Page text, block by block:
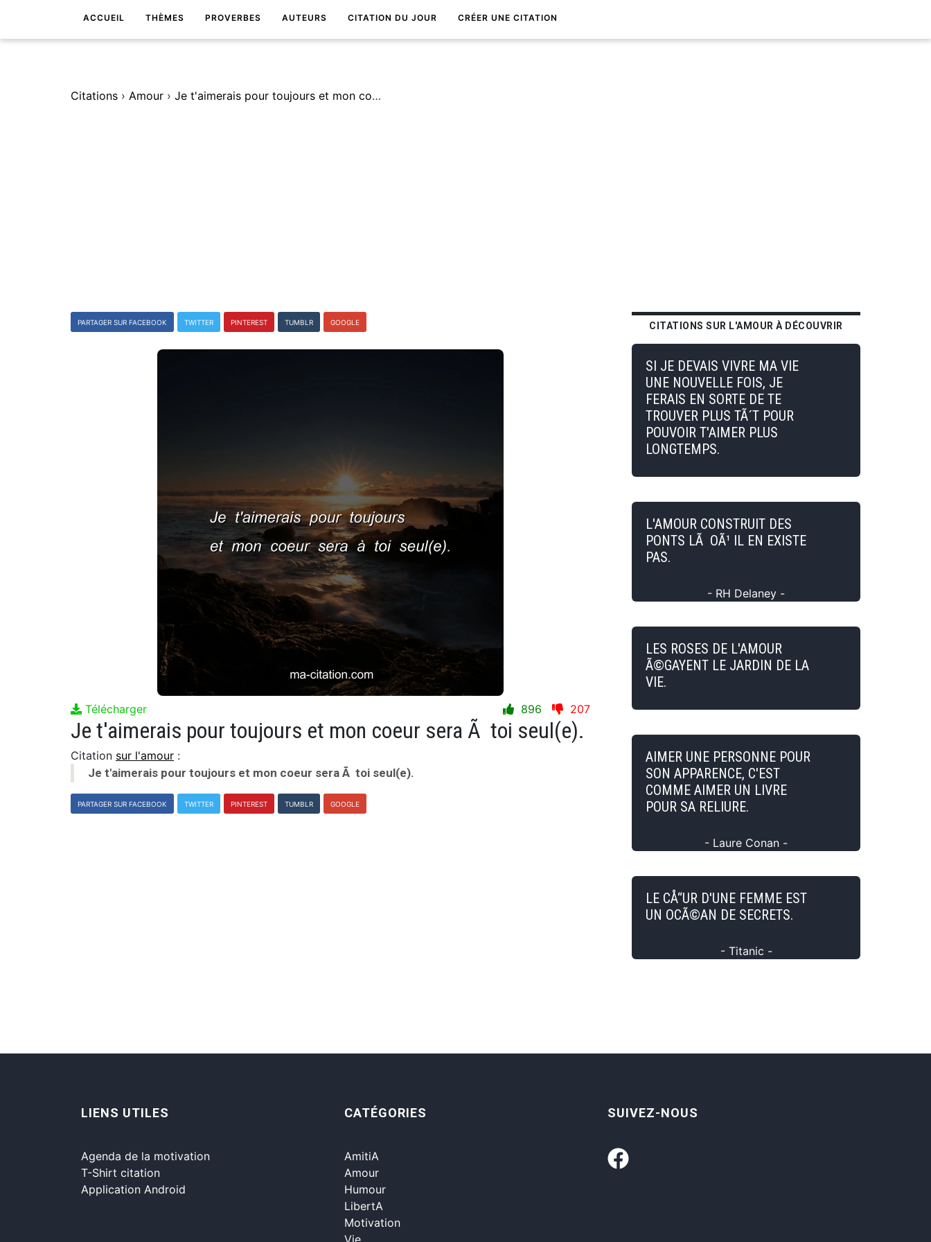
ACCUEIL THÈMES PROVERBES AUTEURS CITATION DU JOUR CRÉER UNE CITATION
Citations › Amour › Je t'aimerais pour toujours et mon coeur sera Ã toi seul(e).
PARTAGER SUR FACEBOOK TWITTER PINTEREST TUMBLR GOOGLE
Télécharger 896 207
Je t'aimerais pour toujours et mon coeur sera Ã toi seul(e).
Citation sur l'amour :
Je t'aimerais pour toujours et mon coeur sera Ã toi seul(e).
PARTAGER SUR FACEBOOK TWITTER PINTEREST TUMBLR GOOGLE
CITATIONS SUR L'AMOUR À DÉCOUVRIR
SI JE DEVAIS VIVRE MA VIE
UNE NOUVELLE FOIS, JE
FERAIS EN SORTE DE TE
TROUVER PLUS TÃ´T POUR
POUVOIR T'AIMER PLUS
LONGTEMPS.
L'AMOUR CONSTRUIT DES
PONTS LÃ OÃ¹ IL EN EXISTE
PAS.
- RH Delaney -
LES ROSES DE L'AMOUR
Ã©GAYENT LE JARDIN DE LA
VIE.
AIMER UNE PERSONNE POUR
SON APPARENCE, C'EST
COMME AIMER UN LIVRE
POUR SA RELIURE.
- Laure Conan -
LE CÅ“UR D'UNE FEMME EST
UN OCÃ©AN DE SECRETS.
- Titanic -
LIENS UTILES
Agenda de la motivation
T-Shirt citation
Application Android
CATÉGORIES
AmitiA
Amour
Humour
LibertA
Motivation
Vie
SUIVEZ-NOUS